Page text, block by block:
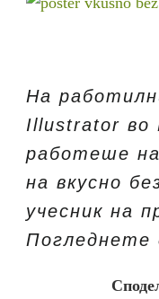
На
Illustrator во
работеше
на вкусно
учесник на
Погледнете